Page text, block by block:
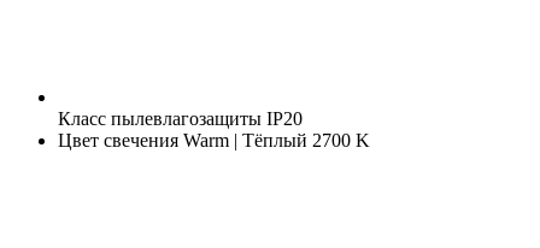
Класс пылевлагозащиты IP20
Цвет свечения Warm | Тёплый 2700 K